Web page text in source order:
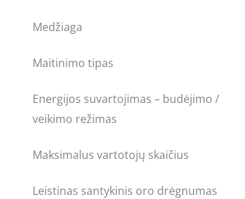
Medžiaga
Maitinimo tipas
Energijos suvartojimas – budėjimo /
veikimo režimas
Maksimalus vartotojų skaičius
Leistinas santykinis oro drėgnumas